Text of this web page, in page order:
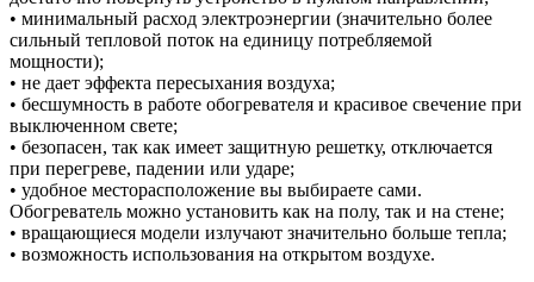
• минимальный расход электроэнергии (значительно более
сильный тепловой поток на единицу потребляемой
мощности);
• не дает эффекта пересыхания воздуха;
• бесшумность в работе обогревателя и красивое свечение при
выключенном свете;
• безопасен, так как имеет защитную решетку, отключается
при перегреве, падении или ударе;
• удобное месторасположение вы выбираете сами.
Обогреватель можно установить как на полу, так и на стене;
• вращающиеся модели излучают значительно больше тепла;
• возможность использования на открытом воздухе.